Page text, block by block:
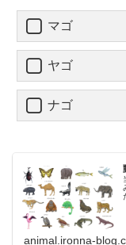
マゴ
ヤゴ
ナゴ
animal.ironna-